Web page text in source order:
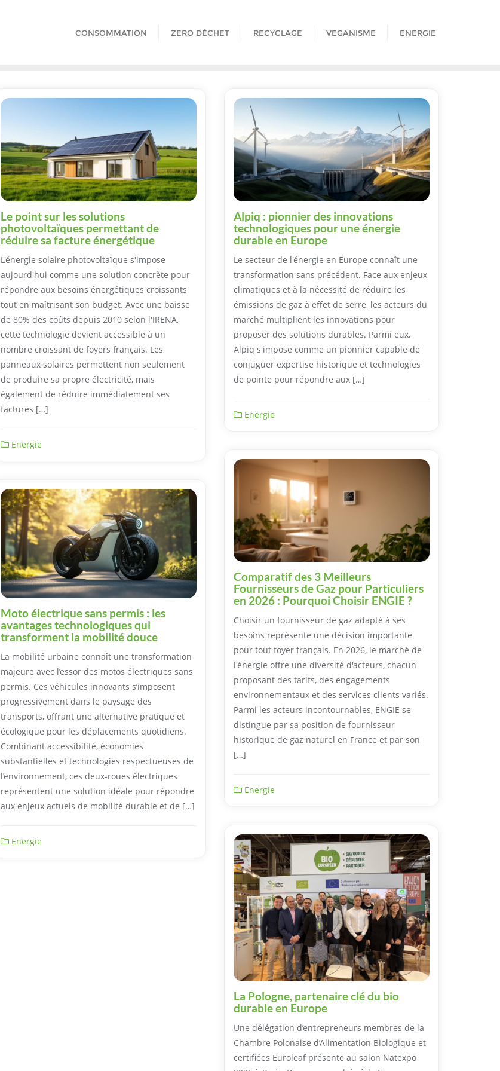
CONSOMMATION ZERO DÉCHET RECYCLAGE VEGANISME ENERGIE
Le point sur les solutions
photovoltaïques permettant de
réduire sa facture énergétique
L'énergie solaire photovoltaïque s'impose
aujourd'hui comme une solution concrète pour
répondre aux besoins énergétiques croissants
tout en maîtrisant son budget. Avec une baisse
de 80% des coûts depuis 2010 selon l'IRENA,
cette technologie devient accessible à un
nombre croissant de foyers français. Les
panneaux solaires permettent non seulement
de produire sa propre électricité, mais
également de réduire immédiatement ses
factures […]
Energie
Alpiq : pionnier des innovations
technologiques pour une énergie
durable en Europe
Le secteur de l'énergie en Europe connaît une
transformation sans précédent. Face aux enjeux
climatiques et à la nécessité de réduire les
émissions de gaz à effet de serre, les acteurs du
marché multiplient les innovations pour
proposer des solutions durables. Parmi eux,
Alpiq s'impose comme un pionnier capable de
conjuguer expertise historique et technologies
de pointe pour répondre aux […]
Energie
Comparatif des 3 Meilleurs
Fournisseurs de Gaz pour Particuliers
en 2026 : Pourquoi Choisir ENGIE ?
Choisir un fournisseur de gaz adapté à ses
besoins représente une décision importante
pour tout foyer français. En 2026, le marché de
l'énergie offre une diversité d'acteurs, chacun
proposant des tarifs, des engagements
environnementaux et des services clients variés.
Parmi les acteurs incontournables, ENGIE se
distingue par sa position de fournisseur
historique de gaz naturel en France et par son
[…]
Energie
Moto électrique sans permis : les
avantages technologiques qui
transforment la mobilité douce
La mobilité urbaine connaît une transformation
majeure avec l’essor des motos électriques sans
permis. Ces véhicules innovants s’imposent
progressivement dans le paysage des
transports, offrant une alternative pratique et
écologique pour les déplacements quotidiens.
Combinant accessibilité, économies
substantielles et technologies respectueuses de
l’environnement, ces deux-roues électriques
représentent une solution idéale pour répondre
aux enjeux actuels de mobilité durable et de […]
Energie
La Pologne, partenaire clé du bio
durable en Europe
Une délégation d’entrepreneurs membres de la
Chambre Polonaise d’Alimentation Biologique et
certifiées Euroleaf présente au salon Natexpo